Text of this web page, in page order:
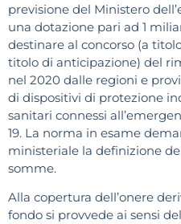
previsione del Ministero
una dotazione pari ad 1
destinare al concorso (a
titolo di anticipazione) del
nel 2020 dalle regioni e
di dispositivi di protezione
sanitari connessi
19. La norma in esame
ministeriale la definizione
somme.
Alla copertura dell’onere
fondo si provvede ai sensi